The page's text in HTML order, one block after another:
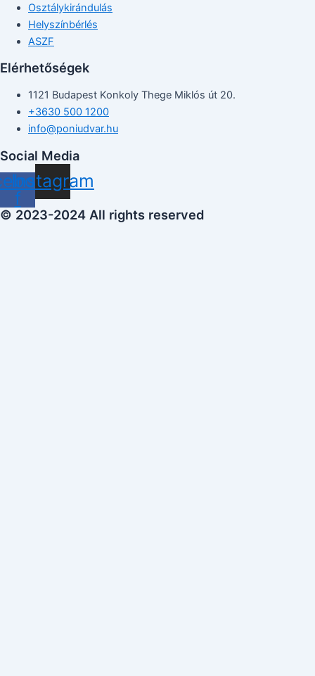
Osztálykirándulás
Helyszínbérlés
ASZF
Elérhetőségek
1121 Budapest Konkoly Thege Miklós út 20.
+3630 500 1200
info@poniudvar.hu
Social Media
f
Instagram
© 2023-2024 All rights reserved